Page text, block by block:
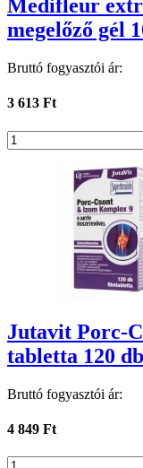
Medifleur
megelőző gél
Bruttó fogyasztói ár:
3 613 Ft
Jutavit Porc-
tabletta 120 db
Bruttó fogyasztói ár:
4 849 Ft